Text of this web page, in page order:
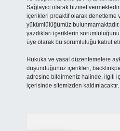
Sağlayıcı olarak hizmet
içerikleri proaktif olarak denetleme
yükümlülüğümüz
yazdıkları içeriklerin
üye olarak bu sorumluluğu kabul
Hukuka ve yasal düzenlemelere
düşündüğünüz içerikleri,
adresine bildirmeniz halinde, ilgili
içerisinde sitemizden kaldırılacaktır.